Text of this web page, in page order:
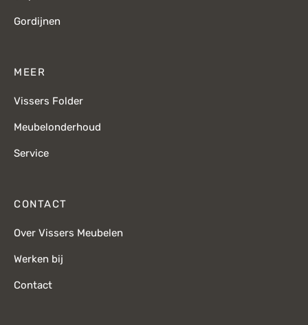
Gordijnen
MEER
Vissers Folder
Meubelonderhoud
Service
CONTACT
Over Vissers Meubelen
Werken bij
Contact